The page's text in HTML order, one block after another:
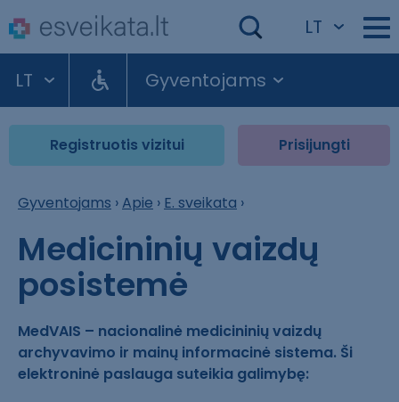
LT
LT Gyventojams
Registruotis vizitui Prisijungti
Gyventojams ›Apie › E. sveikata ›
Medicininių vaizdų
posistemė
MedVAIS – nacionalinė medicininių vaizdų
archyvavimo ir mainų informacinė sistema. Ši
elektroninė paslauga suteikia galimybę: